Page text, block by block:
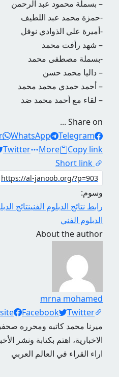
– بسملة محمود عبد الرحمن
-حمزة محمد عبد اللطيف
-أميرة علي الذوادي نوفل
– شهد رأفت محمد
-بسملة مصطفى محمد
– داليا محمد حسن
– أحمد حمدي محمد محمد
– لقاء مع أحمد محمد ضد
Share on ...
WhatsApp
Telegram
Twitter
More
Copy link
Short link
وسوم:
رابط نتائج الدبلوم الفنينتائج
الدبلوم الفني
About the author
mrna mohamed
Social Links
Facebook
Twitter
ميرنا محمد كاتبه ومحرره
الاخبارية، اهتم بكتابة ونشر
اراء القراء في العالم العربي